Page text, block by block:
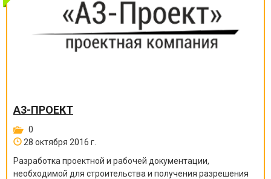
А3-ПРОЕКТ
0
28 октября 2016 г.
Разработка проектной и рабочей документации,
необходимой для строительства и получения разрешения